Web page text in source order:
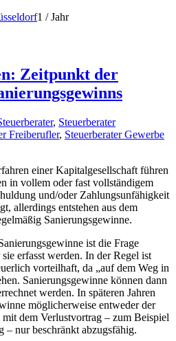
1 / Jahr
Zeitpunkt der
, Steuerberater
Freiberufler, Steuerberater Gewerbe
einer Kapitalgesellschaft führen
in vollem oder fast vollständigem
und/oder Zahlungsunfähigkeit
allerdings entstehen aus dem
Sanierungsgewinne.
ist die Frage
erfasst werden. In der Regel ist
vorteilhaft, da „auf dem Weg in
Sanierungsgewinne können dann
werden. In späteren Jahren
möglicherweise entweder der
dem Verlustvortrag – zum Beispiel
– nur beschränkt abzugsfähig.